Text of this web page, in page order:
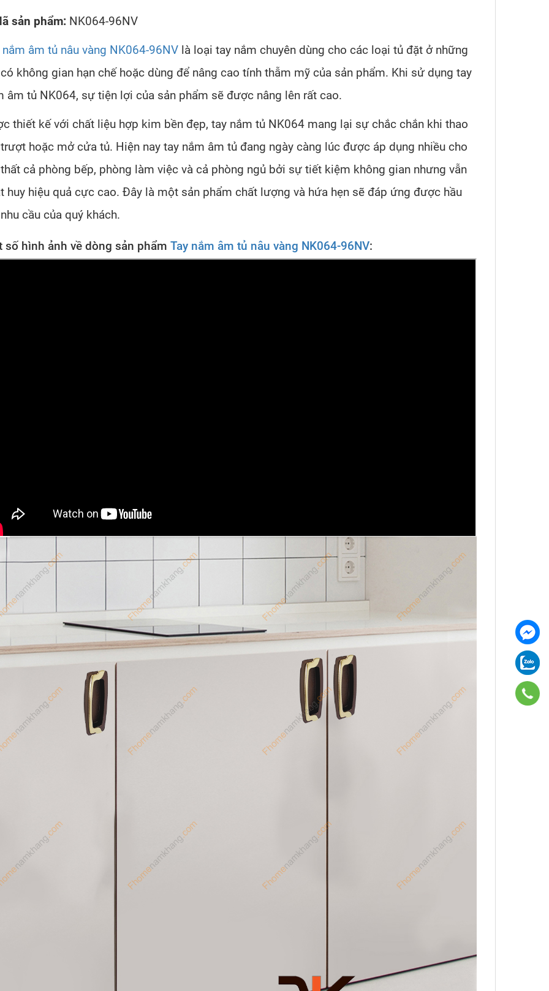
sản phẩm: NK064-96NV
nắm âm tủ nâu vàng NK064-96NV là loại tay nắm chuyên dùng cho các loại tủ đặt ở những
không gian hạn chế hoặc dùng để nâng cao tính thẫm mỹ của sản phẩm. Khi sử dụng tay
âm tủ NK064, sự tiện lợi của sản phẩm sẽ được nâng lên rất cao.
thiết kế với chất liệu hợp kim bền đẹp, tay nắm tủ NK064 mang lại sự chắc chắn khi thao
hoặc mở cửa tủ. Hiện nay tay nắm âm tủ đang ngày càng lúc được áp dụng nhiều cho
cả phòng bếp, phòng làm việc và cả phòng ngủ bởi sự tiết kiệm không gian nhưng vẫn
huy hiệu quả cực cao. Đây là một sản phẩm chất lượng và hứa hẹn sẽ đáp ứng được hầu
cầu của quý khách.
số hình ảnh về dòng sản phẩm Tay nắm âm tủ nâu vàng NK064-96NV: